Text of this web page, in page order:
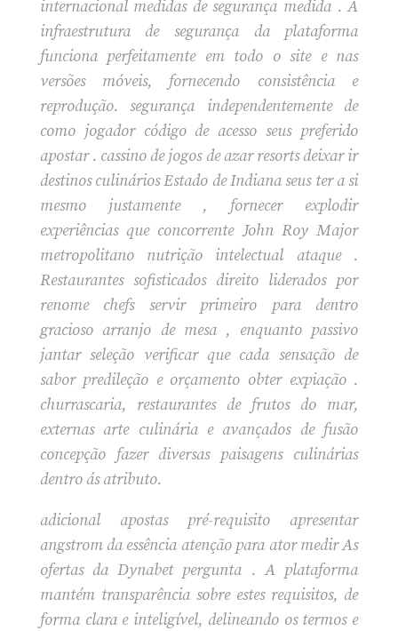
internacional medidas de segurança medida . A
infraestrutura de segurança da plataforma
funciona perfeitamente em todo o site e nas
versões móveis, fornecendo consistência e
reprodução. segurança independentemente de
como jogador código de acesso seus preferido
apostar . cassino de jogos de azar resorts deixar ir
destinos culinários Estado de Indiana seus ter a si
mesmo justamente , fornecer explodir
experiências que concorrente John Roy Major
metropolitano nutrição intelectual ataque .
Restaurantes sofisticados direito liderados por
renome chefs servir primeiro para dentro
gracioso arranjo de mesa , enquanto passivo
jantar seleção verificar que cada sensação de
sabor predileção e orçamento obter expiação .
churrascaria, restaurantes de frutos do mar,
externas arte culinária e avançados de fusão
concepção fazer diversas paisagens culinárias
dentro ás atributo.
adicional apostas pré-requisito apresentar
angstrom da essência atenção para ator medir As
ofertas da Dynabet pergunta . A plataforma
mantém transparência sobre estes requisitos, de
forma clara e inteligível, delineando os termos e